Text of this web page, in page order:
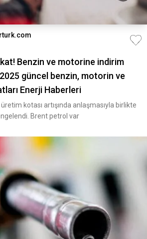
Benzin ve motorine indirim
güncel benzin, motorin ve
Enerji Haberleri
üretim kotası artışında anlaşmasıyla birlikte
Brent petrol var